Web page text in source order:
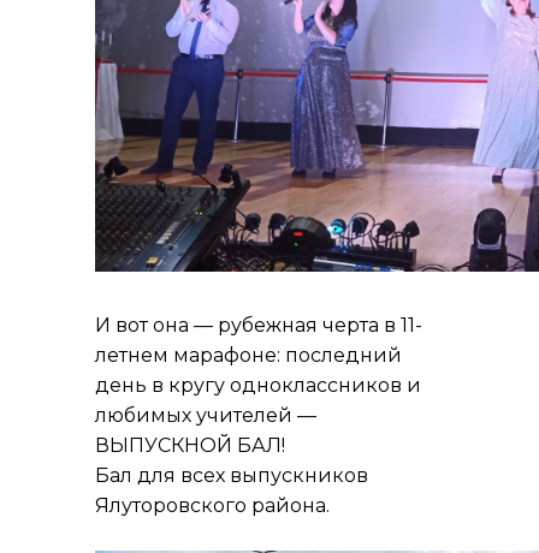
И вот она — рубежная черта в 11-
летнем марафоне: последний
день в кругу одноклассников и
любимых учителей —
ВЫПУСКНОЙ БАЛ!
Бал для всех выпускников
Ялуторовского района.